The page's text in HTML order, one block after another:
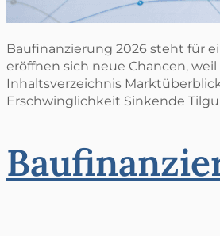
Baufinanzierung 2026 steht für
eröffnen sich neue Chancen,
Inhaltsverzeichnis
Erschwinglichkeit Sinkende